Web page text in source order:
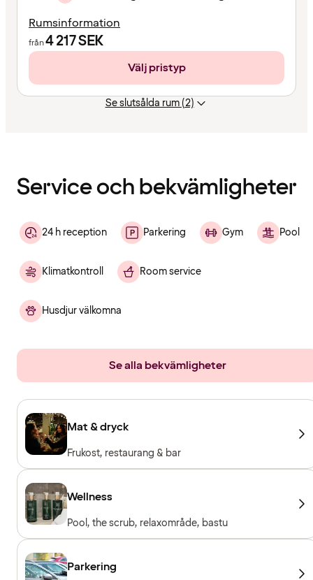
Rumsinformation
från4 217SEK
Välj pristyp
Se slutsålda rum (2)
Service och bekvämligheter
24 h reception Parkering Gym Pool
Klimatkontroll Room service
Husdjur välkomna
Se alla bekvämligheter
Mat & dryck
Frukost, restaurang & bar
Wellness
Pool, the scrub, relaxområde, bastu
Parkering